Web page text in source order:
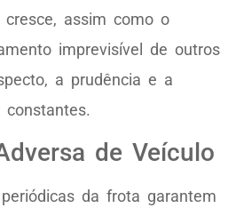
assim como o
imprevisível de outros
a prudência e a
de Veículo
da frota garantem